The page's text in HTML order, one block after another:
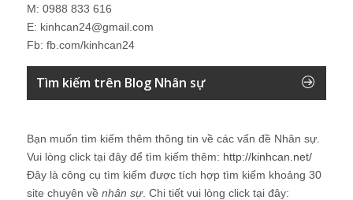
M: 0988 833 616
E: kinhcan24@gmail.com
Fb: fb.com/kinhcan24
Tìm kiếm trên Blog Nhân sự
Bạn muốn tìm kiếm thêm thông tin về các vấn đề Nhân sự
Vui lòng click tại đây để tìm kiếm thêm: http://kinhcan.net/
Đây là công cụ tìm kiếm được tích hợp tìm kiếm khoảng 30
site chuyên về nhân sự. Chi tiết vui lòng click tại đây: